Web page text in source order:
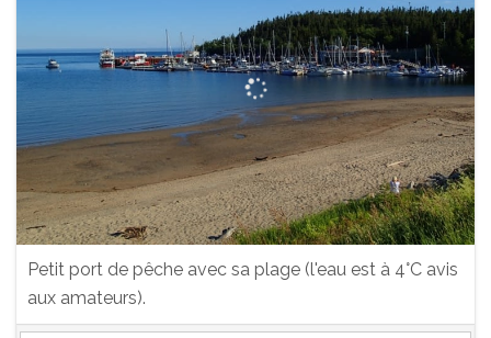
Petit port de pêche avec sa plage (l'eau est à 4°C avis
aux amateurs).